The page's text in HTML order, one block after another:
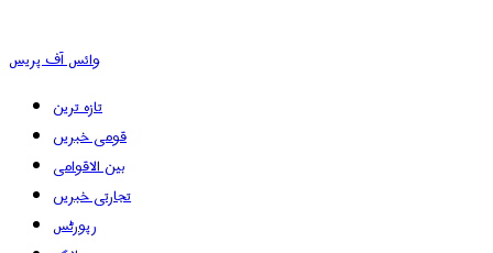
وائس آف پریس
تازہ ترین
قومی خبریں
بین الاقوامی
تجارتی خبریں
رپورٹس